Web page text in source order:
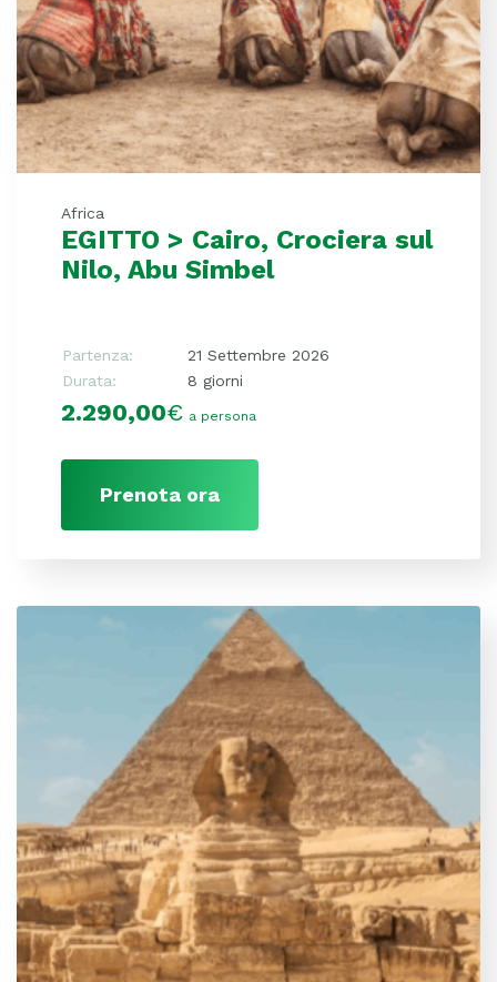
Africa
EGITTO > Cairo, Crociera sul
Nilo, Abu Simbel
Partenza:
21 Settembre 2026
Durata:
8 giorni
2.290,00€ a persona
Prenota ora